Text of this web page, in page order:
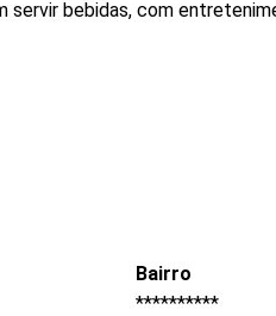
servir bebidas, com
Bairro
**********